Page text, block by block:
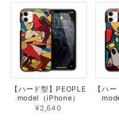
【ハード型】PEOPLE
model（iPhone）
¥2,640
【ハ